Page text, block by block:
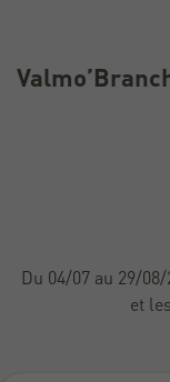
Du 04/07 au 29/
et